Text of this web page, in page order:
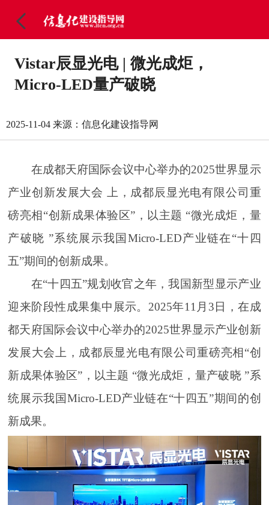
Vistar辰显光电 | 微光成炬，
Micro-LED量产破晓
2025-11-04 来源：信息化建设指导网
在成都天府国际会议中心举办的2025世界显示
产业创新发展大会 上，成都辰显光电有限公司重
磅亮相“创新成果体验区”，以主题 “微光成炬，量
产破晓 ”系统展示我国Micro-LED产业链在“十四
五”期间的创新成果。
在“十四五”规划收官之年，我国新型显示产业
迎来阶段性成果集中展示。2025年11月3日，在成
都天府国际会议中心举办的2025世界显示产业创新
发展大会上，成都辰显光电有限公司重磅亮相“创
新成果体验区”，以主题 “微光成炬，量产破晓 ”系
统展示我国Micro-LED产业链在“十四五”期间的创
新成果。